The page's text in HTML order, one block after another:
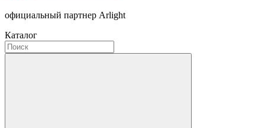
официальный партнер Arlight
Каталог